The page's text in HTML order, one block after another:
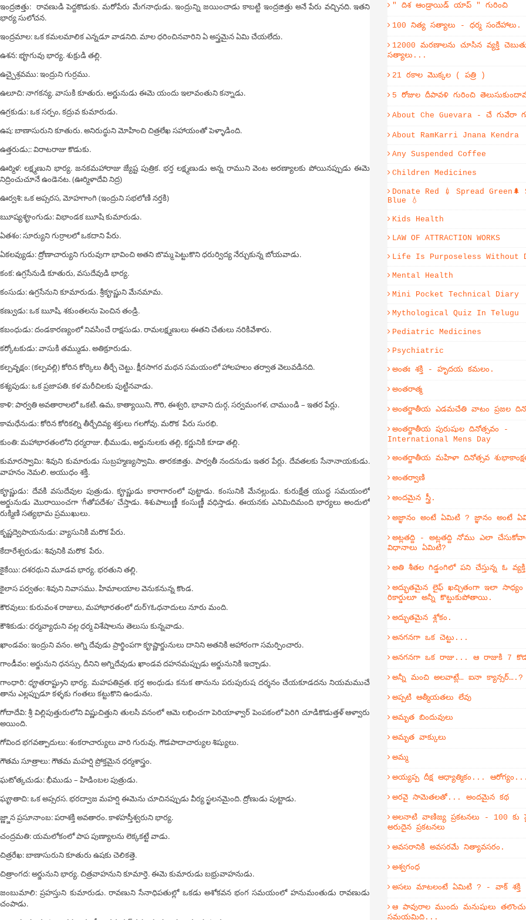
ఇంద్రజిత్తు: రావణుడి పెద్దకొడుకు. మరోపేరు మేగనాధుడు. ఇంద్రున్ని జయించాడు కాబట్టి ఇంద్రజిత్తు అనే పేరు వచ్చినది. ఇతని
భార్య సులోచన.
ఇంద్రమాల: ఒక కమలమాలిక ఎన్నడూ వాడనిది. మాల ధరించినవారిని ఏ అస్త్రమైన ఏమి చేయలేదు.
ఉశన: భౄగువు భార్య. శుక్రుడి తల్లి.
ఉచ్చైశ్రవము: ఇంద్రుని గుర్రము.
ఉలూచి: నాగకన్య. వాసుకి కూతురు. అర్ణునుడు ఈమె యందు ఇలావంతుని కన్నాడు.
ఉగ్రకుడు: ఒక సర్పం, కద్రువ కుమారుడు.
ఉష: బాణాసురుని కూతురు. అనిరుద్ధుని మోహించి చిత్రలేఖ సహాయంతో పెళ్ళాడింది.
ఉత్తరుడు;: విరాటరాజు కొడుకు.
ఊర్మిళ: లక్ష్మణుని భార్య. జనకమహారాజు జ్యేష్ట పుత్రిక. భర్త లక్ష్మణుడు అన్న రాముని వెంట అరణ్యాలకు పోయినప్పుడు ఈమె
నిద్రించుచూనే ఉండెనట. (ఊర్మిళాదేవి నిద్ర)
ఊర్వశి: ఒక అప్సరస, మోహగాంగి (ఇంద్రుని సభలోణి నర్తకి)
ౠష్యశౄంగుడు: విభాండక ౠషి కుమారుడు.
ఏతశం: సూర్యుని గుర్రాలలో ఒకదాని పేరు.
ఏకలవ్యుడు: ద్రోణాచార్యుని గురువుగా భావించి అతని బొమ్మ పెట్టుకొని ధరుర్విద్య నేర్చుకున్న బోయవాడు.
కంక: ఉగ్రసేనుడి కూతురు, వసుదేవుడి భార్య.
కంసుడు: ఉగ్రసేనుని కూమారుడు. శ్రీకౄష్ణుని మేనమామ.
కణ్వుడు: ఒక ౠషి, శకుంతలను పెంచిన తండ్రి.
కబంధుడు: దండకారణ్యంలో నివసించే రాక్షసుడు. రామలక్ష్మణులు ఈతని చేతులు నరికివేశారు.
కర్కోటకుడు: వాసుకి తమ్ముడు. అతిక్రూరుడు.
కల్పవృక్షం: (కల్పవల్లి) కోరిన కోర్కెలు తీర్చే చెట్టు. క్షీరసాగర మథన సమయంలో హాలహలం తర్వాత వెలువడినది.
కశ్యపుడు: ఒక ప్రజాపతి. కళ మరీచిలకు పుట్టినవాడు.
కాళి: పార్వతి అవతారాలలో ఒకటి. ఉమ, కాత్యాయిని, గౌరి, ఈశ్వరి, భావాని దుర్గ, సర్వమంగళ, చాముండి – ఇతర పేర్లు.
కామధేనుడు: కోరిన కోరికల్ని తీర్చేదివ్య శక్తులు గలగోవు. మరొక పేరు సురభి.
కుంతి: మహాభారతంలోని ధర్మరాజు. భీముడు, అర్జునులకు తల్లి, కర్ణునికి కూడా తల్లి.
కుమారస్వామి: శివుని కుమారుడు సుబ్రహ్మణ్యస్వామి. తారకజిత్తు. పార్వతీ నందనుడు ఇతర పేర్లు. దేవతలకు సేనానాయకుడు.
వాహనం నెమలి. అయుధం శక్తి.
కౄష్ణుడు: దేవకి వసుదేవుల పుత్రుడు. కౄష్ణుడు కారాగారంలో పుట్టాడు. కంసునికి మేనల్లుడు. కురుక్షేత్ర యుద్ధ సమయంలో
అర్జునుడు మొరాయించగా ‘గీతోపదేశం’ చేస్తాడు. శిశుపాలుణ్ణీ కంసుణ్ణీ వధిస్తాడు. ఈయనకు ఎనిమిదిమంది భార్యలు అందులో
రుక్మిణి సత్యభామ ప్రముఖులు.
కృష్ణద్వెపాయనుడు: వ్యాసునికి మరొక పేరు.
కేదారేశ్వరుడు: శివునికి మరొక పేరు.
కైకేయి: దశరథుని మూడవ భార్య. భరతుని తల్లి.
కైలాస పర్వతం: శివుని నివాసము. హిమాలయాల వెనుకనున్న కొండ.
కౌరవులు: కురువంశ రాజులు, మహాభారతంలో దుర్Yఓధనాదులు నూరు మంది.
కౌశికుడు: ధర్మవ్యాధుని వల్ల ధర్మ విశేషాలను తెలుసు కున్నవాడు.
ఖాండవం: ఇంద్రుని వనం. అగ్ని దేవుడు ప్రార్థింపగా కౄష్ణార్జునులు దానిని అతనికి అహారంగా సమర్పించారు.
గాండీవం: అర్జునుని ధనస్సు. దీనిని అగ్నిదేవుడు ఖాండవ దహనమప్పుడు అర్జునునికి ఇచ్చాడు.
గాంధారి: ధౄతరాష్ట్రుని భార్య. మహపతివ్రత. భర్త అంధుడు కనుక తానును పరుపురుష దర్శనం చేయకూడదను నియమముచే
తాను ఎల్లప్పుడూ కళ్ళకు గంతలు కట్టుకొని ఉండును.
గోదాదేవి: శ్రీ విల్లిపుత్తురులోని విష్ణుచిత్తుని తులసి వనంలో ఆమె లభించగా పెరియాళ్వార్ పెంపకంలో పెరిగి చూడికొడుత్తళ్ ఆళ్వారు
అయింది.
గోవింద భగవత్పాదులు: శంకరాచార్యులు వారి గురువు. గౌడపాదాచార్యుల శిష్యులు.
గౌతమ సూత్రాలు: గౌతమ మహర్షి ప్రోక్తమైన ధర్మశాస్త్రం.
ఘటోత్కచుడు: భీముడు – హిడింబల పుత్రుడు.
ఘౄతాచి: ఒక అప్సరస. భరద్వాజ మహర్షి ఈమెను చూచినప్పుడు వీర్య స్ఖలనమైంది. ద్రోణుడు పుట్టాడు.
జ్ణ్జాన ప్రసూనాంబ: పరాశక్తి అవతారం. కాళహస్తీశ్వరుని భార్య.
చంద్రమతి: యమలోకంలో పాప పుణ్యాలను లెక్కకట్టే వాడు.
చిత్రరేఖ: బాణాసురుని కూతురు ఉషకు చెలికత్తె.
చిత్రాంగద: అర్జునుని భార్య. చిత్రవాహనుని కూమార్తె. ఈమె కుమారుడు బభ్రువాహనుడు.
జంబుమాలి: ప్రహస్తుని కుమారుడు. రావణుని సేనాధిపతుల్లో ఒకడు అశోకవన భంగ సమయంలో హనుమంతుడు రావణుడు
చంపాడు.
" దిశ ఆండ్రాయిడ్ యాప్ " గురించి
100 నిత్య సత్యాలు - ధర్మ సందేహాలు.
12000 మరణాలను చూసిన వ్యక్తి
సత్యాలు...
21 రకాల మొక్కల ( పత్రి )
5 రోజుల దీపావళి గురించి
About Che Guevara - చే గువేరా
About RamKarri Jnana Kendra
Any Suspended Coffee
Children Medicines
Donate Red 💉 Spread Green🌲
Blue 💧
Kids Health
LAW OF ATTRACTION WORKS
Life Is Purposeless Without
Mental Health
Mini Pocket Technical Diary
Mythological Quiz In Telugu
Pediatric Medicines
Psychiatric
అంతః శక్తి - హృదయ కమలం.
అంతరాత్మ
అంతర్జాతీయ ఎడమచేతి వాటం ప్రజల
అంతర్జాతీయ పురుషుల దినోత్సవం -
International Mens Day
అంతర్జాతీయ మహిళా దినోత్సవ
అంతర్వాణి
అందమైన స్త్రీ.
అజ్ఞానం అంటే ఏమిటి ? జ్ఞానం అంటే
అట్లతద్ది - అట్లతద్ది నోము ఎలా
విధానాలు ఏమిటి?
అతి శీతల గిడ్డంగిలో పని చేస్తున్న ఓ
అద్భుతమైన లైఫ్ ఖచ్చితంగా ఇలా
రికార్డులూ అన్నీ కొట్టుకుపోతాయి.
అద్భుతమైన శ్లోకం.
అనగనగా ఒక చెట్టు...
అనగనగా ఒక రాజు... ఆ రాజుకి 7
అన్నీ మంచి అలవాట్లే… ఐనా క్యాన్సర్….?
అప్పటి ఆత్మీయతలు లేవు
అమృత బిందువులు
అమృత వాక్కులు
అమ్మ
అయ్యప్ప దీక్ష ఆధ్యాత్మికం...
అరవై సామెతలతో... అందమైన కథ
అలనాటి వాణిజ్య ప్రకటనలు - 100
అరుదైన ప్రకటనలు
అవసరానికి అవసరమే నిత్యావసరం.
అశ్వగంధ
అసలు మాటలంటే ఏమిటి ? - వాక్ శక్తి
ఆ పావురాల ముందు మనుషులు
సమయమిది...